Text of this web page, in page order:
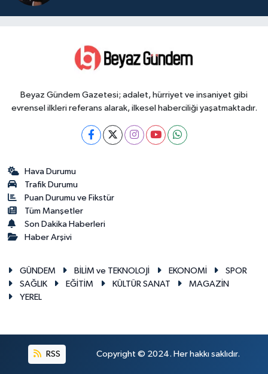
Beyaz Gündem Gazetesi; adalet, hürriyet ve insaniyet gibi
evrensel ilkleri referans alarak, ilkesel haberciliği yaşatmaktadır.
Hava Durumu
Trafik Durumu
Puan Durumu ve Fikstür
Tüm Manşetler
Son Dakika Haberleri
Haber Arşivi
GÜNDEM BİLİM ve TEKNOLOJİ EKONOMİ
SPOR
SAĞLIK
EĞİTİM KÜLTÜR SANAT
MAGAZİN
YEREL
RSS Copyright © 2024. Her hakkı saklıdır.